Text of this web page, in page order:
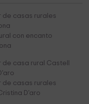
de casas rurales
con encanto
de casa rural Castell
de casas rurales
D'aro